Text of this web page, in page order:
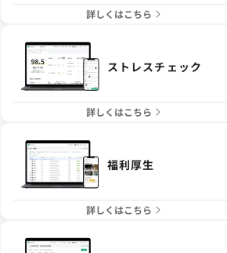
詳しくはこちら
ストレスチェック
詳しくはこちら
福利厚生
詳しくはこちら